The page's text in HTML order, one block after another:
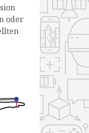
oder